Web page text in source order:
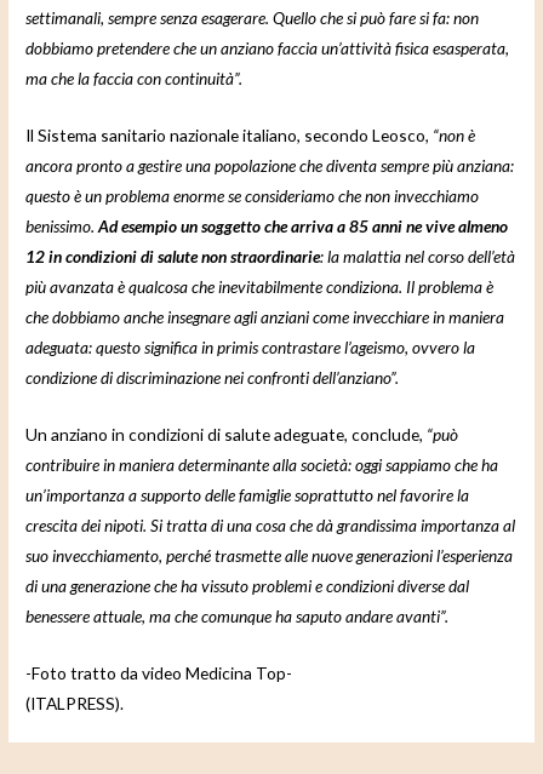
settimanali, sempre senza esagerare. Quello che si può fare si fa: non
dobbiamo pretendere che un anziano faccia un’attività fisica esasperata,
ma che la faccia con continuità”.
Il Sistema sanitario nazionale italiano, secondo Leosco, “non è
ancora pronto a gestire una popolazione che diventa sempre più anziana:
questo è un problema enorme se consideriamo che non invecchiamo
benissimo.Ad esempio un soggetto che arriva a 85 anni ne vive almeno
12 in condizioni di salute non straordinarie: la malattia nel corso dell’età
più avanzata è qualcosa che inevitabilmente condiziona. Il problema è
che dobbiamo anche insegnare agli anziani come invecchiare in maniera
adeguata: questo significa in primis contrastare l’ageismo, ovvero la
condizione di discriminazione nei confronti dell’anziano”.
Un anziano in condizioni di salute adeguate, conclude, “può
contribuire in maniera determinante alla società: oggi sappiamo che ha
un’importanza a supporto delle famiglie soprattutto nel favorire la
crescita dei nipoti. Si tratta di una cosa che dà grandissima importanza al
suo invecchiamento, perché trasmette alle nuove generazioni l’esperienza
di una generazione che ha vissuto problemi e condizioni diverse dal
benessere attuale, ma che comunque ha saputo andare avanti”.
-Foto tratto da video Medicina Top-
(ITALPRESS).